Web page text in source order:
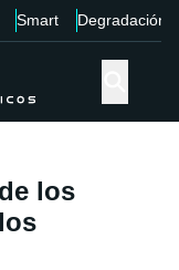
Smart Degradación
los